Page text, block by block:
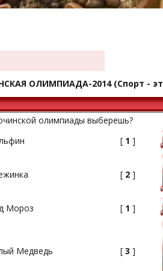
ОЛИМПИАДА-2014 (Спорт -
олимпиады выберешь?
[ 1 ]
[ 2]
Мороз [ 1 ]
Медведь [ 3 ]